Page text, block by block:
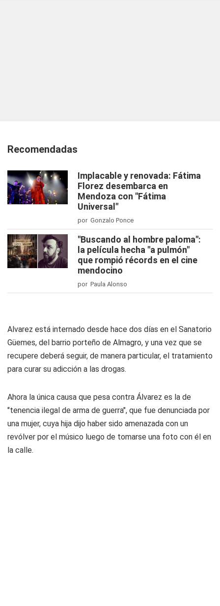
Recomendadas
Implacable y renovada: Fátima
Florez desembarca en
Mendoza con "Fátima
Universal"
por Gonzalo Ponce
"Buscando al hombre paloma":
la película hecha "a pulmón"
que rompió récords en el cine
mendocino
por Paula Alonso
Alvarez está internado desde hace dos días en el Sanatorio
Güemes, del barrio porteño de Almagro, y una vez que se
recupere deberá seguir, de manera particular, el tratamiento
para curar su adicción a las drogas.
Ahora la única causa que pesa contra Álvarez es la de
"tenencia ilegal de arma de guerra", que fue denunciada por
una mujer, cuya hija dijo haber sido amenazada con un
revólver por el músico luego de tomarse una foto con él en
la calle.